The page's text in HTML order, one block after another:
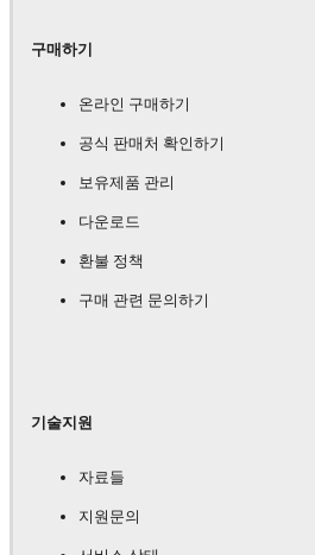
구매하기
온라인 구매하기
공식 판매처 확인하기
보유제품 관리
다운로드
환불 정책
구매 관련 문의하기
기술지원
자료들
지원문의